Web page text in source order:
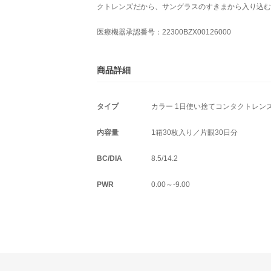
クトレンズだから、サングラスのすきまから入り込
医療機器承認番号：22300BZX00126000
商品詳細
タイプ カラー 1日使い捨てコンタクトレン
内容量 1箱30枚入り／片眼30日分
BC/DIA 8.5/14.2
PWR 0.00～-9.00